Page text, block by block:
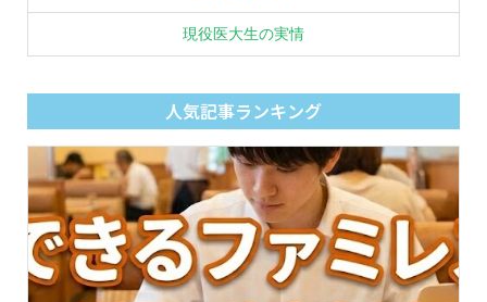
現役医大生の実情
人気記事ランキング